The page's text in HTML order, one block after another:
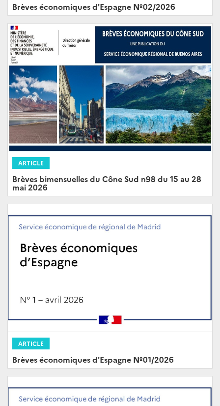
Brèves économiques d'Espagne Nº02/2026
ARTICLE
Brèves bimensuelles du Cône Sud n98 du 15 au 28
mai 2026
ARTICLE
Brèves économiques d'Espagne Nº01/2026